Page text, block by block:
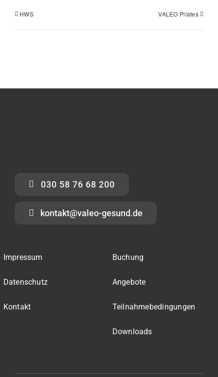
HWS VALEO Pilates
030 58 76 68 200
kontakt@valeo-gesund.de
Impressum
Datenschutz
Kontakt
Buchung
Angebote
Teilnahmebedingungen
Downloads